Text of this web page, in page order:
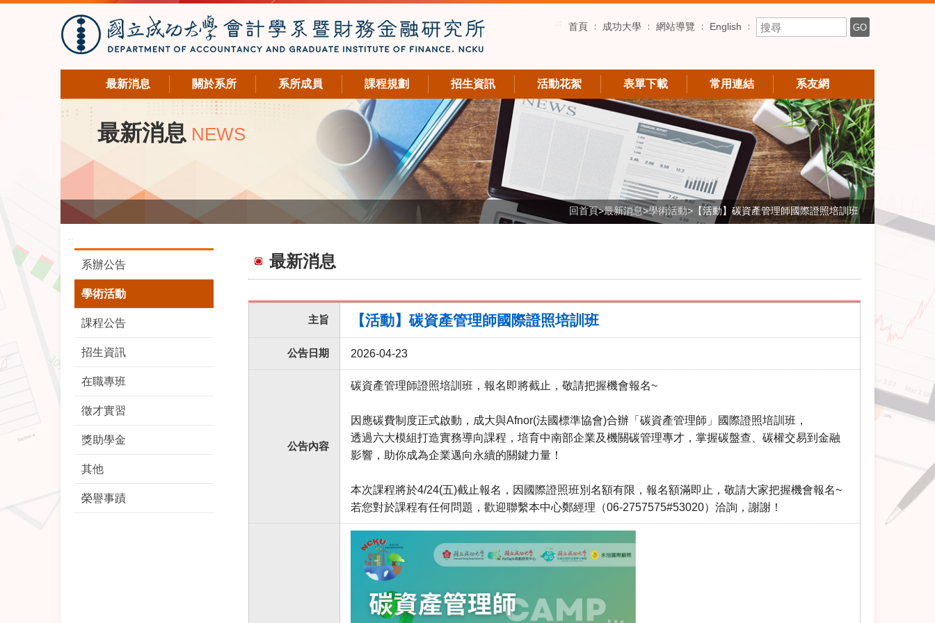
::: 首頁 成功大學 網站導覽 English 搜尋關鍵字 GO
最新消息 關於系所 系所成員 課程規劃 招生資訊 活動花絮 表單下載 常用連結 系友網
最新消息 NEWS
回首頁>最新消息>學術活動>【活動】碳資產管理師國際證照培訓班
:::
系辦公告
學術活動
課程公告
招生資訊
在職專班
徵才實習
獎助學金
其他
榮譽事蹟
最新消息
主旨 【活動】碳資產管理師國際證照培訓班
公告日期 2026-04-23
公告內容
碳資產管理師證照培訓班，報名即將截止，敬請把握機會報名~
因應碳費制度正式啟動，成大與Afnor(法國標準協會)合辦「碳資產管理師」國際證照培訓班，
透過六大模組打造實務導向課程，培育中南部企業及機關碳管理專才，掌握碳盤查、碳權交易到金融
影響，助你成為企業邁向永續的關鍵力量！
本次課程將於4/24(五)截止報名，因國際證照班別名額有限，報名額滿即止，敬請大家把握機會報名~
若您對於課程有任何問題，歡迎聯繫本中心鄭經理（06-2757575#53020）洽詢，謝謝！